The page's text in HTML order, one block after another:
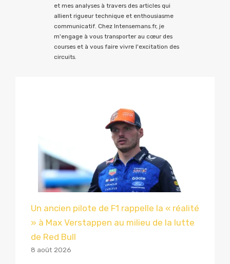
et mes analyses à travers des articles qui
allient rigueur technique et enthousiasme
communicatif. Chez Intensemans.fr, je
m'engage à vous transporter au cœur des
courses et à vous faire vivre l'excitation des
circuits.
Un ancien pilote de F1 rappelle la « réalité
» à Max Verstappen au milieu de la lutte
de Red Bull
8 août 2026